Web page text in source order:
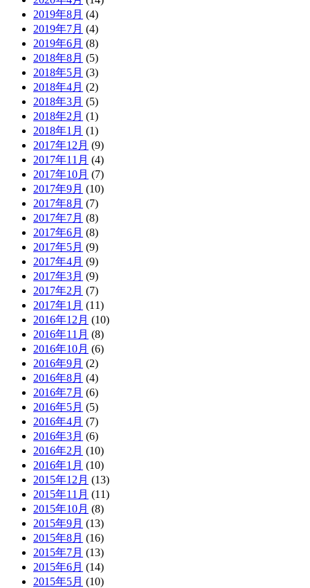
2019年8月 (4)
2019年7月 (4)
2019年6月 (8)
2018年8月 (5)
2018年5月 (3)
2018年4月 (2)
2018年3月 (5)
2018年2月 (1)
2018年1月 (1)
2017年12月 (9)
2017年11月 (4)
2017年10月 (7)
2017年9月 (10)
2017年8月 (7)
2017年7月 (8)
2017年6月 (8)
2017年5月 (9)
2017年4月 (9)
2017年3月 (9)
2017年2月 (7)
2017年1月 (11)
2016年12月 (10)
2016年11月 (8)
2016年10月 (6)
2016年9月 (2)
2016年8月 (4)
2016年7月 (6)
2016年5月 (5)
2016年4月 (7)
2016年3月 (6)
2016年2月 (10)
2016年1月 (10)
2015年12月 (13)
2015年11月 (11)
2015年10月 (8)
2015年9月 (13)
2015年8月 (16)
2015年7月 (13)
2015年6月 (14)
2015年5月 (10)